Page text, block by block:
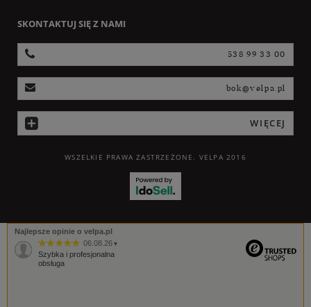
SKONTAKTUJ SIĘ Z NAMI
538 99 33 00
bok@velpa.pl
WIĘCEJ
WSZELKIE PRAWA ZASTRZEŻONE. VELPA 2016
Najlepsze opinie o velpa.pl
06.08.26 ▼
Szybka i profesjonalna
obsługa